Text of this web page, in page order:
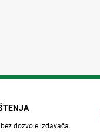
dozvole izdavača.